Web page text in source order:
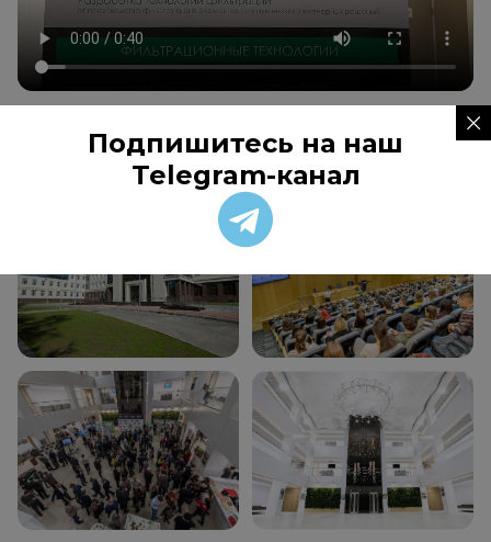
Фотографии площадки
Подпишитесь на наш
Telegram-канал